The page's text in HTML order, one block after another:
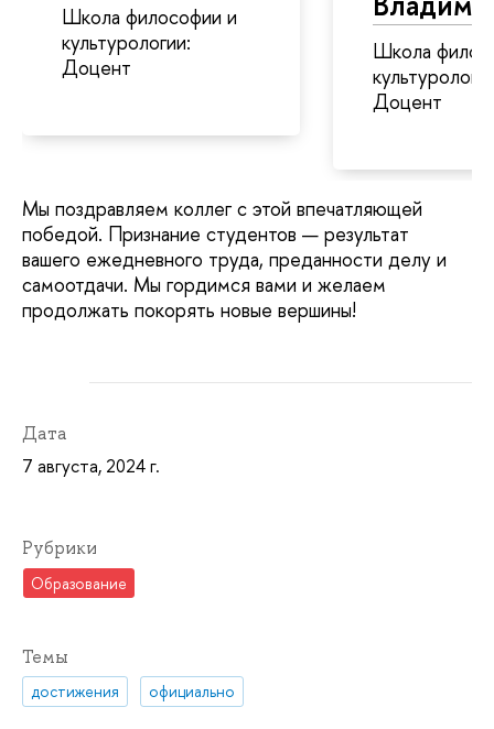
Школа философии и
культурологии:
Доцент
Школа
Доцент
Мы поздравляем коллег с этой впечатляющей
победой. Признание студентов — результат
вашего ежедневного труда, преданности делу и
самоотдачи. Мы гордимся вами и желаем
продолжать покорять новые вершины!
Дата
7 августа, 2024 г.
Рубрики
Образование
Темы
достижения официально